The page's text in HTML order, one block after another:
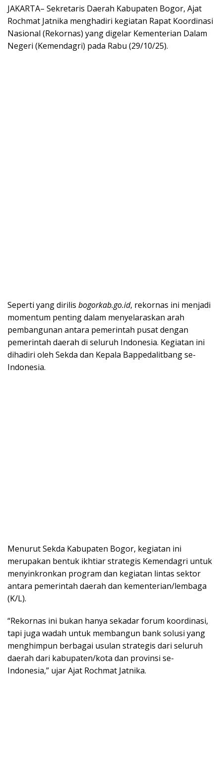
JAKARTA– Sekretaris Daerah Kabupaten Bogor, Ajat
Rochmat Jatnika menghadiri kegiatan Rapat Koordinasi
Nasional (Rekornas) yang digelar Kementerian Dalam
Negeri (Kemendagri) pada Rabu (29/10/25).
Seperti yang dirilis bogorkab.go.id, rekornas ini menjadi
momentum penting dalam menyelaraskan arah
pembangunan antara pemerintah pusat dengan
pemerintah daerah di seluruh Indonesia. Kegiatan ini
dihadiri oleh Sekda dan Kepala Bappedalitbang se-
Indonesia.
Menurut Sekda Kabupaten Bogor, kegiatan ini
merupakan bentuk ikhtiar strategis Kemendagri untuk
menyinkronkan program dan kegiatan lintas sektor
antara pemerintah daerah dan kementerian/lembaga
(K/L).
“Rekornas ini bukan hanya sekadar forum koordinasi,
tapi juga wadah untuk membangun bank solusi yang
menghimpun berbagai usulan strategis dari seluruh
daerah dari kabupaten/kota dan provinsi se-
Indonesia,” ujar Ajat Rochmat Jatnika.